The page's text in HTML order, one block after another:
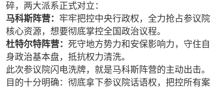
碎，两大派系正式对立：
马科斯阵营： 牢牢把控中央行政权，全力抢占参议院
核心资源，想要彻底掌控全国政治议程。
杜特尔特阵营： 死守地方势力和安保影响力，守住自
身政治基本盘，抵抗权力清洗。
此次参议院闪电洗牌，就是马科斯阵营的主动出击。
目的十分明确：彻底拿下参议院话语权，把控所有案